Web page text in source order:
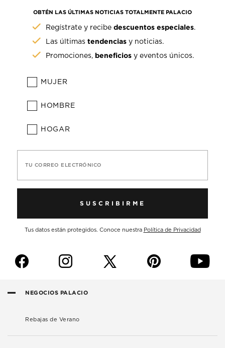
OBTÉN LAS ÚLTIMAS NOTICIAS TOTALMENTE PALACIO
Regístrate y recibedescuentos especiales.
Las últimastendencias y noticias.
Promociones, beneficios y eventos únicos.
MUJER
HOMBRE
HOGAR
TU CORREO ELECTRÓNICO
SUSCRIBIRME
Tus datos están protegidos. Conoce nuestra Política de Privacidad
f i p y
NEGOCIOS PALACIO
Rebajas de Verano